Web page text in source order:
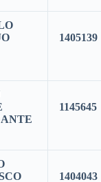
1405139
1145645
1404043